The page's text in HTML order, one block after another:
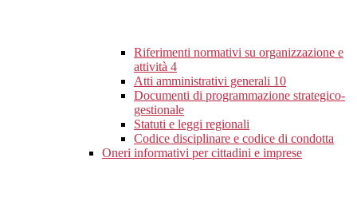
Riferimenti normativi su organizzazione e
attività 4
Atti amministrativi generali 10
Documenti di programmazione strategico-
gestionale
Statuti e leggi regionali
Codice disciplinare e codice di condotta
Oneri informativi per cittadini e imprese